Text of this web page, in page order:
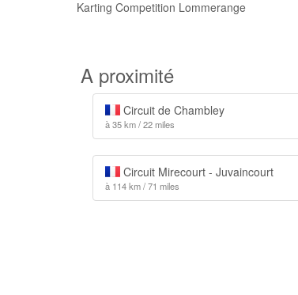
Karting Competition Lommerange
A proximité
Circuit de Chambley
à 35 km / 22 miles
Circuit Mirecourt - Juvaincourt
à 114 km / 71 miles